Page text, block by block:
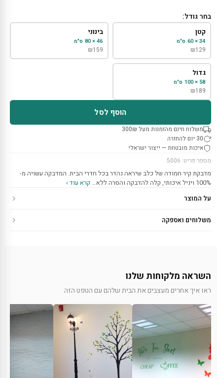
בחר גודל:
קטן
34 × 60 ס"מ
₪129
בינוני
46 × 80 ס"מ
₪159
גדול
58 × 100 ס"מ
₪189
הוסף לסל
משלוח חינם מהזמנות מעל 300₪
30 יום להחזרה
איכות מובטחת — ייצור ישראלי
מספר פריט: 5006
מדבקת קיר חמודה של כלב שיראה נהדר בכל חדרי הבית. המדבקה עשויה מ-
100% ויניל איכותי, קלה להדבקה והסרה ללא…
קרא עוד ›
על המוצר
משלוחים ואספקה
השראה מלקוחות שלנו
ראו איך אחרים מעצבים את הבית שלהם עם הטפט הזה